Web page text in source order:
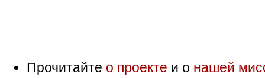
Прочитайте о проекте и о нашей